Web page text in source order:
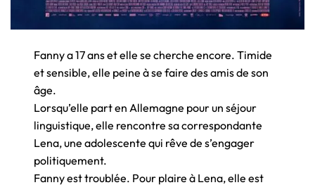
Fanny a 17 ans et elle se cherche encore. Timide
et sensible, elle peine à se faire des amis de son
âge.
Lorsqu’elle part en Allemagne pour un séjour
linguistique, elle rencontre sa correspondante
Lena, une adolescente qui rêve de s’engager
politiquement.
Fanny est troublée. Pour plaire à Lena, elle est